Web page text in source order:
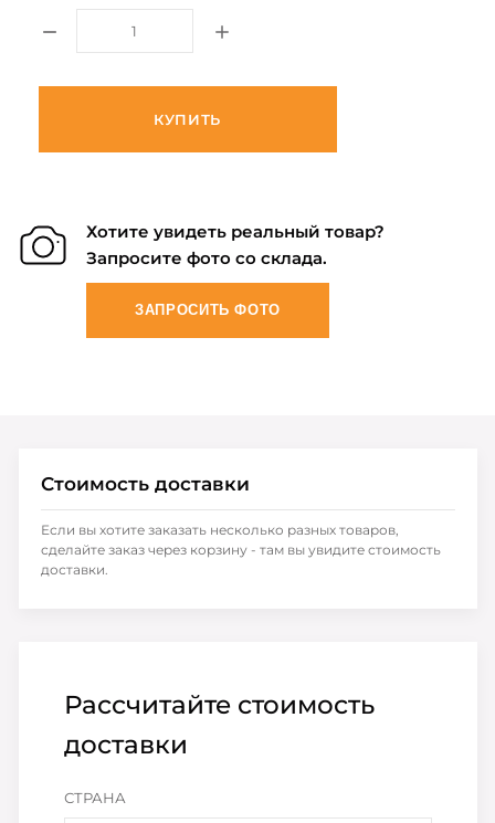
КУПИТЬ
Хотите увидеть реальный товар?
Запросите фото со склада.
ЗАПРОСИТЬ ФОТО
Рассчитайте стоимость
доставки
СТРАНА
Стоимость доставки
Если вы хотите заказать несколько разных товаров,
сделайте заказ через корзину - там вы увидите стоимость
доставки.